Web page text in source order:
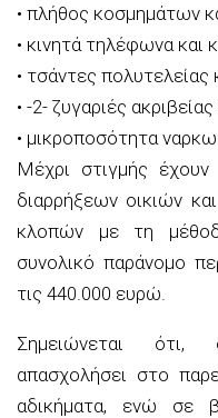
• πλήθος κοσμημάτων
• κινητά τηλέφωνα και
• τσάντες πολυτελείας
• -2- ζυγαριές ακριβείας
• μικροποσότητα
Μέχρι στιγμής έχουν
διαρρήξεων οικιών και
κλοπών με τη
συνολικό παράνομο
τις 440.000 ευρώ.
Σημειώνεται ότι,
απασχολήσει στο
αδικήματα, ενώ σε